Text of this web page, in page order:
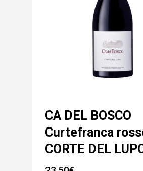
CA DEL BOSCO
Curtefranca
CORTE DEL